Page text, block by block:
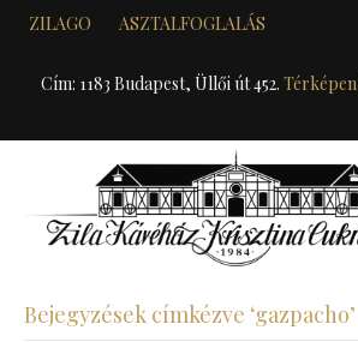
ZILAGO ASZTALFOGLALÁS
Cím: 1183 Budapest, Üllői út 452. Térképen
Bejegyzések címkézve ‘gazpacho’